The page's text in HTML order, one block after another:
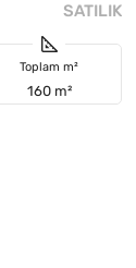
SATILIK
Toplam m²
160 m²